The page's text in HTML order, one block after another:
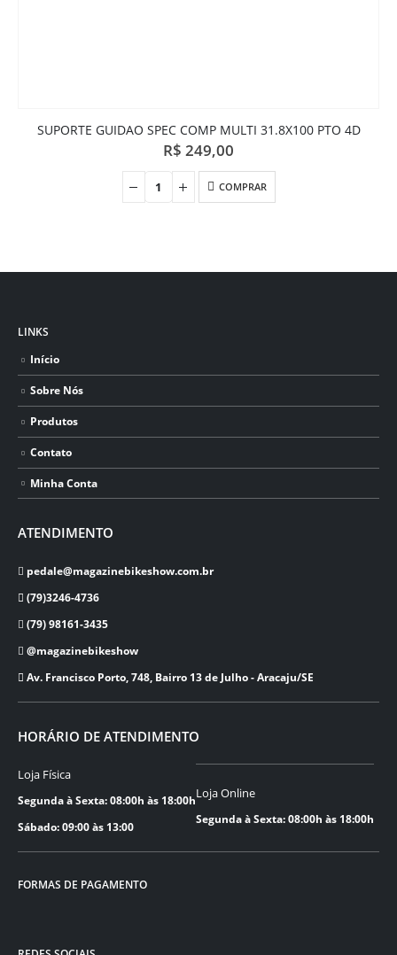
SUPORTE GUIDAO SPEC COMP MULTI 31.8X100 PTO 4D
R$ 249,00
COMPRAR
LINKS
Início
Sobre Nós
Produtos
Contato
Minha Conta
ATENDIMENTO
pedale@magazinebikeshow.com.br
(79)3246-4736
(79) 98161-3435
@magazinebikeshow
⁠Av. Francisco Porto, 748, Bairro 13 de Julho - Aracaju/SE
HORÁRIO DE ATENDIMENTO
Loja Física
Segunda à Sexta: 08:00h às 18:00h
Sábado: 09:00 às 13:00
Loja Online
Segunda à Sexta: 08:00h às 18:00h
FORMAS DE PAGAMENTO